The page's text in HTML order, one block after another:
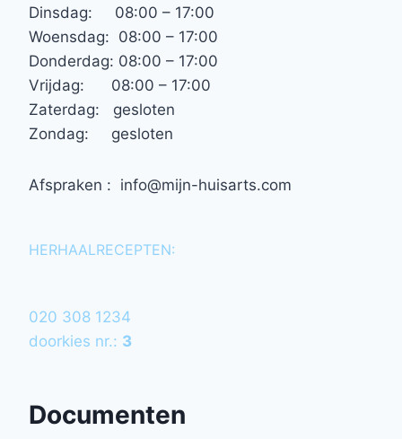
Dinsdag: 08:00 – 17:00
Woensdag: 08:00 – 17:00
Donderdag: 08:00 – 17:00
Vrijdag: 08:00 – 17:00
Zaterdag: gesloten
Zondag: gesloten
Afspraken : info@mijn-huisarts.com
HERHAALRECEPTEN:
020 308 1234
doorkies nr.: 3
Documenten